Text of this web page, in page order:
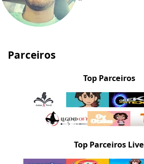
Parceiros
Top Parceiros
Top Parceiros Live